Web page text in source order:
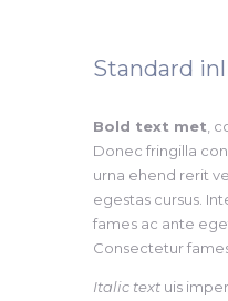
Standard
Bold text met ,
Donec fringilla
urna ehend rerit
egestas cursus.
fames ac ante
Consectetur
Italic text uis